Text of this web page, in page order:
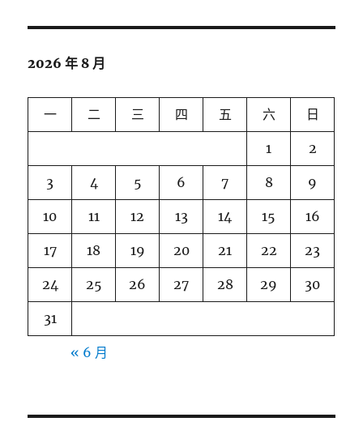
2026 年 8 月
一 二 三 四 五 六 日
1 2
3 4 5 6 7 8 9
10 11 12 13 14 15 16
17 18 19 20 21 22 23
24 25 26 27 28 29 30
31
« 6 月